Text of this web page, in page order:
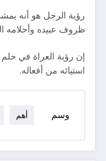
رؤية الرجل هو أنه
ظروف عبيده وأحلامه
إن رؤية العراة في
استيائه من أفعاله.
وسم أهم